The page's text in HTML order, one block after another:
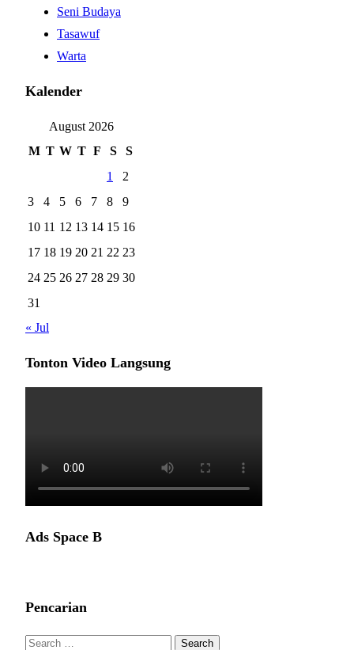
Seni Budaya
Tasawuf
Warta
Kalender
August 2026
M T W T F S
S
1
2
3
4 5 6 7 8
9
10 11 12 13 14 15 16
17 18 19 20 21 22 23
24 25 26 27 28 29 30
31
« Jul
Tonton Video Langsung
Ads Space B
Pencarian
Search